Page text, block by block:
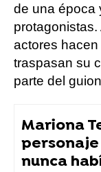
de una época
actores
traspasan su
parte del
Mariona
nunca